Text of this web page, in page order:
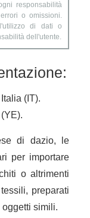
responsabilità
o omissioni.
di dati o
dell'utente.
Italia (IT).
di dazio, le
per importare
o altrimenti
preparati
simili.